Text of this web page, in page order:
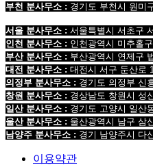
부천 분사무소 : 경기도 부천시 원미
서울 분사무소 : 서울특별시 서초구
인천 분사무소 : 인천광역시 미추홀
부산 분사무소 : 부산광역시 연제구
대전 분사무소 : 대전시 서구 둔산로
의정부 분사무소 : 경기도 의정부 신
창원 분사무소 : 경상남도 창원시 성
일산 분사무소 : 경기도 고양시 일산
울산 분사무소 : 울산광역시 남구 삼
남양주 분사무소 : 경기 남양주시 다
이용약관